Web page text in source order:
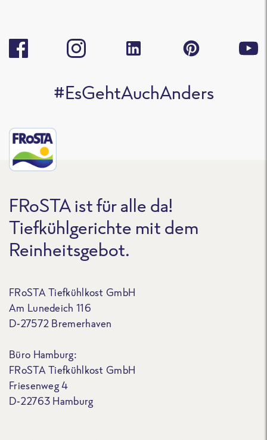
#EsGehtAuchAnders
FRoSTA ist für alle da!
Tiefkühlgerichte mit dem
Reinheitsgebot.
FRoSTA Tiefkühlkost GmbH
Am Lunedeich 116
D-27572 Bremerhaven
Büro Hamburg:
FRoSTA Tiefkühlkost GmbH
Friesenweg 4
D-22763 Hamburg